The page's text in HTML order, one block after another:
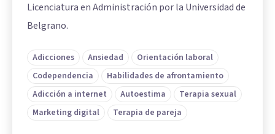
Licenciatura en Administración por la Universidad de
Belgrano.
Adicciones Ansiedad
Orientación laboral
Codependencia
Habilidades de afrontamiento
Adicción a internet
Autoestima
Terapia sexual
Marketing digital
Terapia de pareja